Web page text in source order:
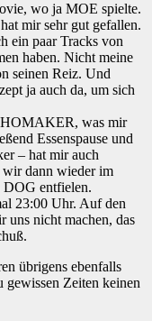
wo ja MOE spielte.
mir sehr gut gefallen.
ein paar Tracks von
haben. Nicht meine
seinen Reiz. Und
ja auch da, um sich
was mir
Essenspause und
– hat mir auch
dann wieder im
DOG entfielen.
23:00 Uhr. Auf den
uns nicht machen, das
übrigens ebenfalls
gewissen Zeiten keinen